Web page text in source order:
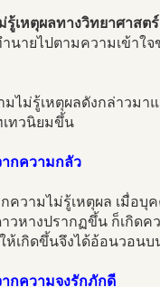
รู้เหตุผลทางวิทยาศาสต
นายไปตามความเข้าใ
มไม่รู้เหตุผลดังกล่าวมา
เทวนิยมขึ้น
ากความกลัว
กความไม่รู้เหตุผล เมื่อ
วหางปรากฏขึ้น ก็เกิด
ห้เกิดขึ้นจึงได้อ้อนวอนบ
ากความจงรักภักดี